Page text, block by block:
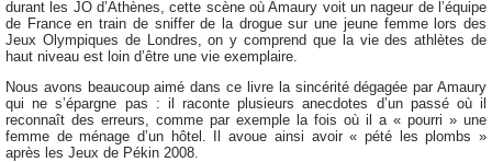
durant les JO d’Athènes, cette scène où Amaury voit un nageur de l’équipe
de France en train de sniffer de la drogue sur une jeune femme lors des
Jeux Olympiques de Londres, on y comprend que la vie des athlètes de
haut niveau est loin d’être une vie exemplaire.
Nous avons beaucoup aimé dans ce livre la sincérité dégagée par Amaury
qui ne s’épargne pas : il raconte plusieurs anecdotes d’un passé où il
reconnaît des erreurs, comme par exemple la fois où il a « pourri » une
femme de ménage d’un hôtel. Il avoue ainsi avoir « pété les plombs »
après les Jeux de Pékin 2008.